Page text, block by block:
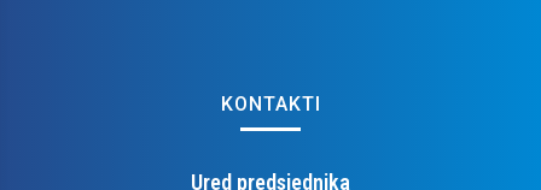
KONTAKTI
Ured predsjednika